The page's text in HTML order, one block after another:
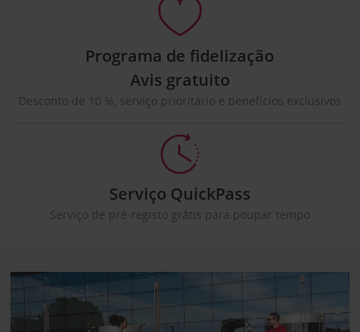
Programa de fidelização
Avis gratuito
Desconto de 10 %, serviço prioritário e benefícios exclusivos
Serviço QuickPass
Serviço de pré-registo grátis para poupar tempo